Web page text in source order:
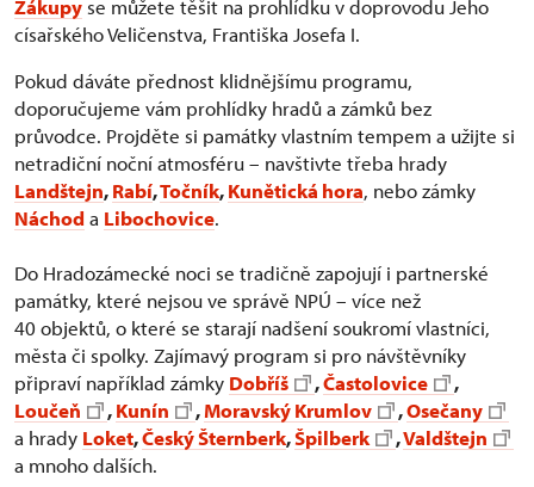
Zákupy se můžete těšit na prohlídku v doprovodu Jeho
císařského Veličenstva, Františka Josefa I.
Pokud dáváte přednost klidnějšímu programu,
doporučujeme vám prohlídky hradů a zámků bez
průvodce. Projděte si památky vlastním tempem a užijte si
netradiční noční atmosféru – navštivte třeba hrady
Landštejn,Rabí,Točník,Kunětická hora, nebo zámky
Náchoda Libochovice.
Do Hradozámecké noci se tradičně zapojují i partnerské
památky, které nejsou ve správě NPÚ – více než
40 objektů, o které se starají nadšení soukromí vlastníci,
města či spolky. Zajímavý program si pro návštěvníky
připraví například zámky Dobříš ,Častolovice
,
Loučeň
,Kunín ,Moravský Krumlov ,Osečany
a hrady Loket,Český Šternberk,Špilberk ,Valdštejn
a mnoho dalších.